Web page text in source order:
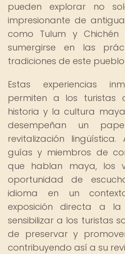
pueden explorar no
impresionante de
como Tulum y Chichén
sumergirse en las
tradiciones de este
Estas experiencias
permiten a los turistas
historia y la cultura
desempeñan un
revitalización
guías y miembros de
que hablan maya, los
oportunidad de
idioma en un
exposición directa a
sensibilizar a los turistas
de preservar y
contribuyendo así a su